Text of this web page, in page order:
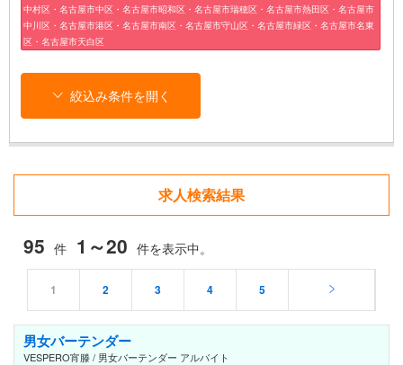
中村区・名古屋市中区・名古屋市昭和区・名古屋市瑞穂区・名古屋市熱田区・名古屋市
中川区・名古屋市港区・名古屋市南区・名古屋市守山区・名古屋市緑区・名古屋市名東
区・名古屋市天白区
絞込み条件を開く
求人検索結果
95 件 1～20 件を表示中。
1 2 3 4 5
男女バーテンダー
VESPERO宵滕 / 男女バーテンダー アルバイト